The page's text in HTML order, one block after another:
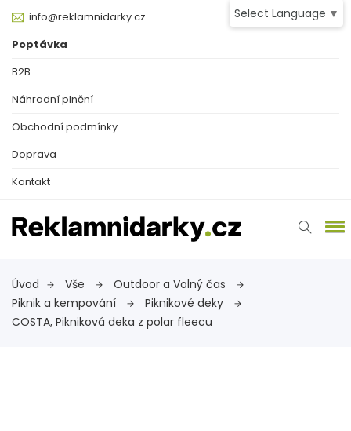
Select Language ▼
info@reklamnidarky.cz
Poptávka
B2B
Náhradní plnění
Obchodní podmínky
Doprava
Kontakt
Úvod Vše
Outdoor a Volný čas
Piknik a kempování
Piknikové deky
COSTA, Pikniková deka z polar fleecu